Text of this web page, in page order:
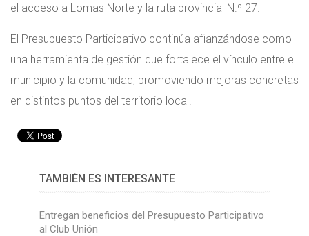
el acceso a Lomas Norte y la ruta provincial N.º 27.
El Presupuesto Participativo continúa afianzándose como
una herramienta de gestión que fortalece el vínculo entre el
municipio y la comunidad, promoviendo mejoras concretas
en distintos puntos del territorio local.
TAMBIÉN ES INTERESANTE
Entregan beneficios del Presupuesto Participativo
al Club Unión